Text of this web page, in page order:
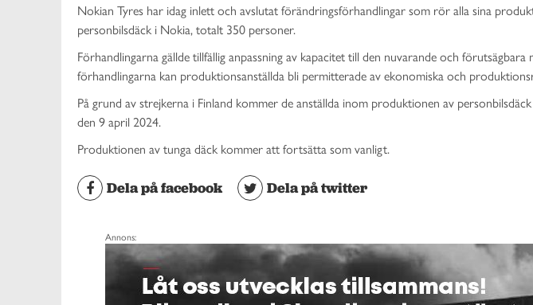
Nokian Tyres har idag inlett och avslutat förändringsförhandlingar som rör alla sina
personbilsdäck i Nokia, totalt 350 personer.
Förhandlingarna gällde tillfällig anpassning av kapacitet till den nuvarande och förutsägbara
förhandlingarna kan produktionsanställda bli permitterade av ekonomiska och
På grund av strejkerna i Finland kommer de anställda inom produktionen av
den 9 april 2024.
Produktionen av tunga däck kommer att fortsätta som vanligt.
Dela på facebook Dela på twitter
Annons: